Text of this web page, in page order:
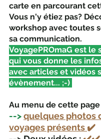
carte en parcourant
Vous n'y étiez pas?
workshop avec toutes
sa communication.
VoyagePROmaG est le
qui vous donne les
avec articles et vidéos
évènement... ;-)
Au menu de cette
--> quelques photos
voyages présents ✔️